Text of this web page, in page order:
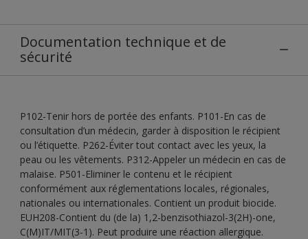
Documentation technique et de
sécurité
P102-Tenir hors de portée des enfants. P101-En cas de
consultation d’un médecin, garder à disposition le récipient
ou l’étiquette. P262-Éviter tout contact avec les yeux, la
peau ou les vêtements. P312-Appeler un médecin en cas de
malaise. P501-Eliminer le contenu et le récipient
conformément aux réglementations locales, régionales,
nationales ou internationales. Contient un produit biocide.
EUH208-Contient du (de la) 1,2-benzisothiazol-3(2H)-one,
C(M)IT/MIT(3-1). Peut produire une réaction allergique.